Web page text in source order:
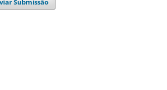
Submissão